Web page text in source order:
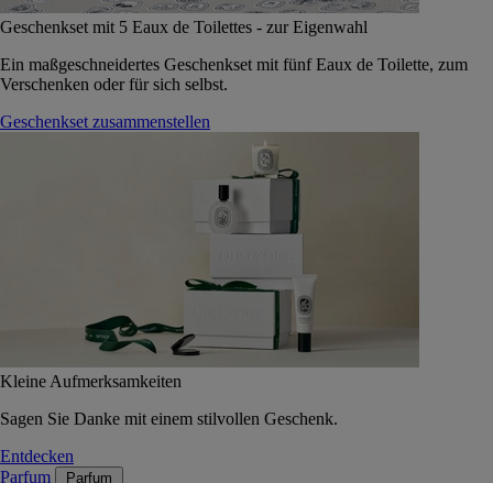
Geschenkset mit 5 Eaux de Toilettes - zur Eigenwahl
Ein maßgeschneidertes Geschenkset mit fünf Eaux de Toilette, zum
Verschenken oder für sich selbst.
Geschenkset zusammenstellen
Kleine Aufmerksamkeiten
Sagen Sie Danke mit einem stilvollen Geschenk.
Entdecken
Parfum
Parfum